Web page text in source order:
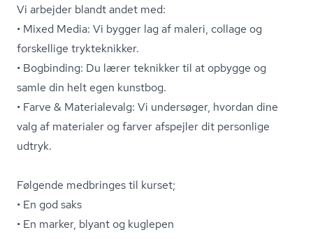
Vi arbejder blandt andet med:
• Mixed Media: Vi bygger lag af maleri, collage og
forskellige trykteknikker.
• Bogbinding: Du lærer teknikker til at opbygge og
samle din helt egen kunstbog.
• Farve & Materialevalg: Vi undersøger, hvordan dine
valg af materialer og farver afspejler dit personlige
udtryk.
Følgende medbringes til kurset;
• En god saks
• En marker, blyant og kuglepen